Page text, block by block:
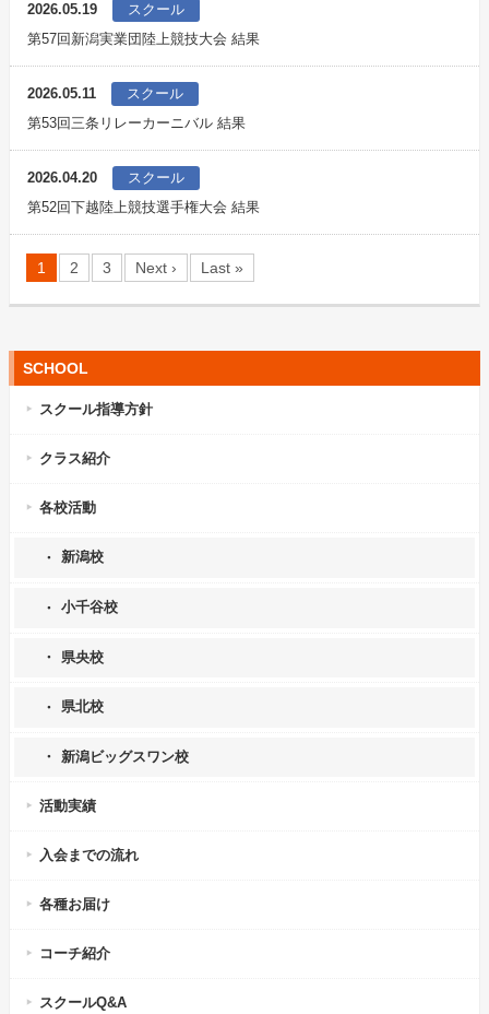
2026.05.19
スクール
第57回新潟実業団陸上競技大会 結果
2026.05.11
スクール
第53回三条リレーカーニバル 結果
2026.04.20
スクール
第52回下越陸上競技選手権大会 結果
1 2 3 Next › Last »
SCHOOL
スクール指導方針
クラス紹介
各校活動
新潟校
小千谷校
県央校
県北校
新潟ビッグスワン校
活動実績
入会までの流れ
各種お届け
コーチ紹介
スクールQ&A